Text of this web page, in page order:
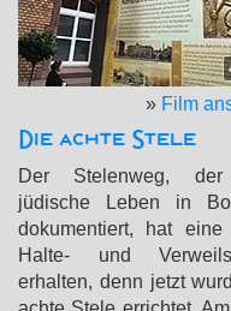
» Film
Die achte Stele
Der Stelenweg,
jüdische Leben in
dokumentiert, hat eine
Halte- und
erhalten, denn jetzt